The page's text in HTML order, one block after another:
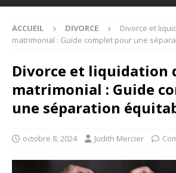
ACCUEIL DIVORCE
Divorce et
matrimonial : Guide complet pour une
Divorce et liquidation
matrimonial : Guide
une séparation
octobre 8, 2024 Judith Mercier